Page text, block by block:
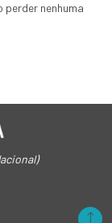
nenhuma